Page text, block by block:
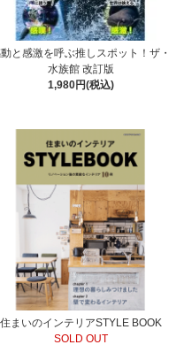
と感激を呼ぶ推しスポット！ザ・
水族館 改訂版
1,980円(税込)
住まいのインテリアSTYLE BOOK
SOLD OUT